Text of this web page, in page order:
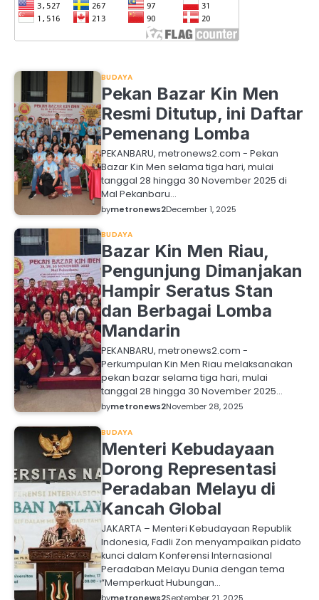
BUDAYA
Pekan Bazar Kin Men
Resmi Ditutup, ini Daftar
Pemenang Lomba
PEKANBARU, metronews2.com - Pekan
Bazar Kin Men selama tiga hari, mulai
tanggal 28 hingga 30 November 2025 di
Mal Pekanbaru…
bymetronews2December 1, 2025
BUDAYA
Bazar Kin Men Riau,
Pengunjung Dimanjakan
Hampir Seratus Stan
dan Berbagai Lomba
Mandarin
PEKANBARU, metronews2.com -
Perkumpulan Kin Men Riau melaksanakan
pekan bazar selama tiga hari, mulai
tanggal 28 hingga 30 November 2025…
bymetronews2November 28, 2025
BUDAYA
Menteri Kebudayaan
Dorong Representasi
Peradaban Melayu di
Kancah Global
JAKARTA – Menteri Kebudayaan Republik
Indonesia, Fadli Zon menyampaikan pidato
kunci dalam Konferensi Internasional
Peradaban Melayu Dunia dengan tema
“Memperkuat Hubungan…
bymetronews2September 21, 2025